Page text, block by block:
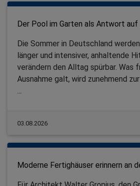
Der Pool im Garten als Antwort auf
Die Sommer in Deutschland
länger und intensiver, anhaltende
verändern den Alltag spürbar. Was
Ausnahme galt, wird zunehmend
...
03.08.2026
Moderne Fertighäuser erinnern an